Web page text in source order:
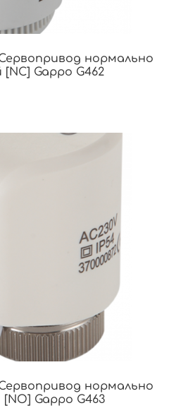
нормально
Gappo G462
нормально
Gappo G463